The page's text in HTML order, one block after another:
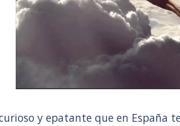
y epatante que en España